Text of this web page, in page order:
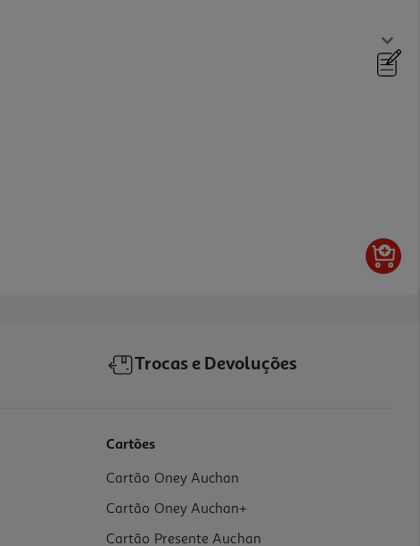
Trocas e Devoluções
Cartões
Cartão Oney Auchan
Cartão Oney Auchan+
Cartão Presente Auchan